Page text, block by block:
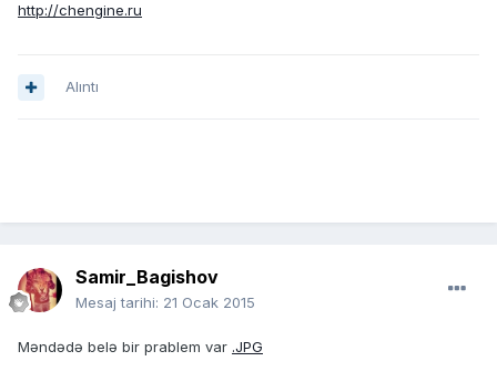
http://chengine.ru
Alıntı
Samir_Bagishov
Mesaj tarihi: 21 Ocak 2015
Məndədə belə bir prablem var .JPG